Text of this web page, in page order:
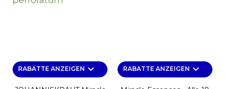
RABATTE ANZEIGEN keyboard_arrow_down RABATTE ANZEIGEN keyboard_arrow_down